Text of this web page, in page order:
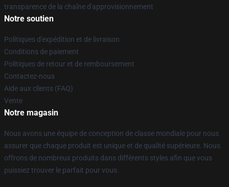
transparence de la chaîne d'approvisionnement
Notre soutien
Politiques d'expédition et de livraison
Conditions de paiement
Politiques de retour et de remboursement
Contactez-nous
Aide aux clients (FAQ)
Vente
Notre magasin
Nous avons une équipe de conception de classe mondiale pour nous
assurer que chaque produit est unique et de qualité supérieure. Nous
offrons de nombreux produits dans différents styles afin que vous
puissiez trouver le parfait pour vous.